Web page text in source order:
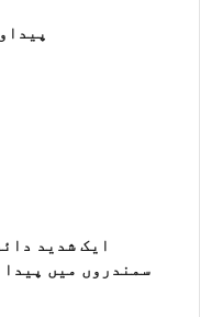
ایک شدید
سمندروں میں